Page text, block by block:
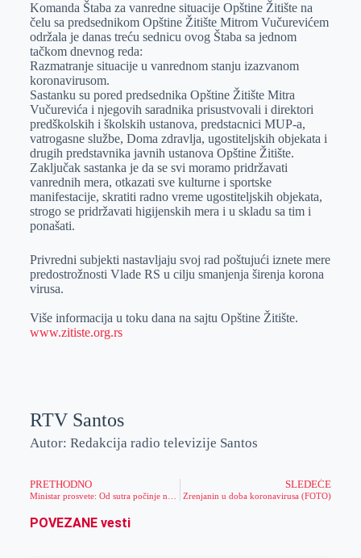
e
r
I
n
s
A
p
p
a
i
l
Komanda Štaba za vanredne situacije Opštine Žitište na
čelu sa predsednikom Opštine Žitište Mitrom Vučurevićem
održala je danas treću sednicu ovog Štaba sa jednom
tačkom dnevnog reda:
Razmatranje situacije u vanrednom stanju izazvanom
koronavirusom.
Sastanku su pored predsednika Opštine Žitište Mitra
Vučurevića i njegovih saradnika prisustvovali i direktori
predškolskih i školskih ustanova, predstacnici MUP-a,
vatrogasne službe, Doma zdravlja, ugostiteljskih objekata i
drugih predstavnika javnih ustanova Opštine Žitište.
Zaključak sastanka je da se svi moramo pridržavati
vanrednih mera, otkazati sve kulturne i sportske
manifestacije, skratiti radno vreme ugostiteljskih objekata,
strogo se pridržavati higijenskih mera i u skladu sa tim i
ponašati.
Privredni subjekti nastavljaju svoj rad poštujući iznete mere
predostrožnosti Vlade RS u cilju smanjenja širenja korona
virusa.
Više informacija u toku dana na sajtu Opštine Žitište.
www.zitiste.org.rs
RTV Santos
Autor: Redakcija radio televizije Santos
PRETHODNO SLEDEĆE
Zrenjanin u doba koronavirusa (FOTO)
POVEZANE vesti